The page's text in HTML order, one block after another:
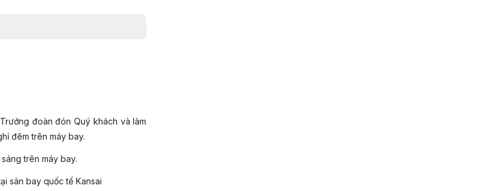
thưởng thức đặc sản bò Kobe, Cua
tập sự, cơ hội chụp hình cùng
đoàn đón Quý khách và làm
đêm trên máy bay.
trên máy bay.
sân bay quốc tế Kansai